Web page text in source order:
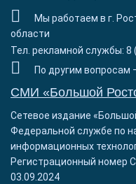
Мы работаем в г.
области
Тел. рекламной службы: 8
По другим вопросам
СМИ «Большой
Сетевое издание
Федеральной службе по
информационных
Регистрационный
03.09.2024